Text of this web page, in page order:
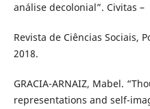
análise decolonial”. Civitas –
Revista de Ciências Sociais,
2018.
GRACIA-ARNAIZ, Mabel.
representations and self-